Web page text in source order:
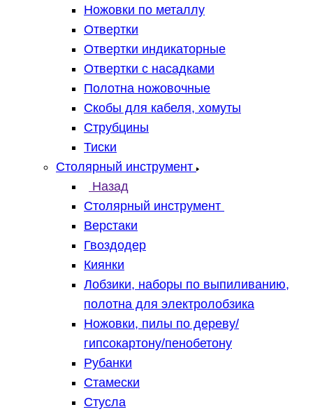
Ножовки по металлу
Отвертки
Отвертки индикаторные
Отвертки с насадками
Полотна ножовочные
Скобы для кабеля, хомуты
Струбцины
Тиски
Столярный инструмент
Назад
Столярный инструмент
Верстаки
Гвоздодер
Киянки
Лобзики, наборы по выпиливанию,
полотна для электролобзика
Ножовки, пилы по дереву/
гипсокартону/пенобетону
Рубанки
Стамески
Стусла